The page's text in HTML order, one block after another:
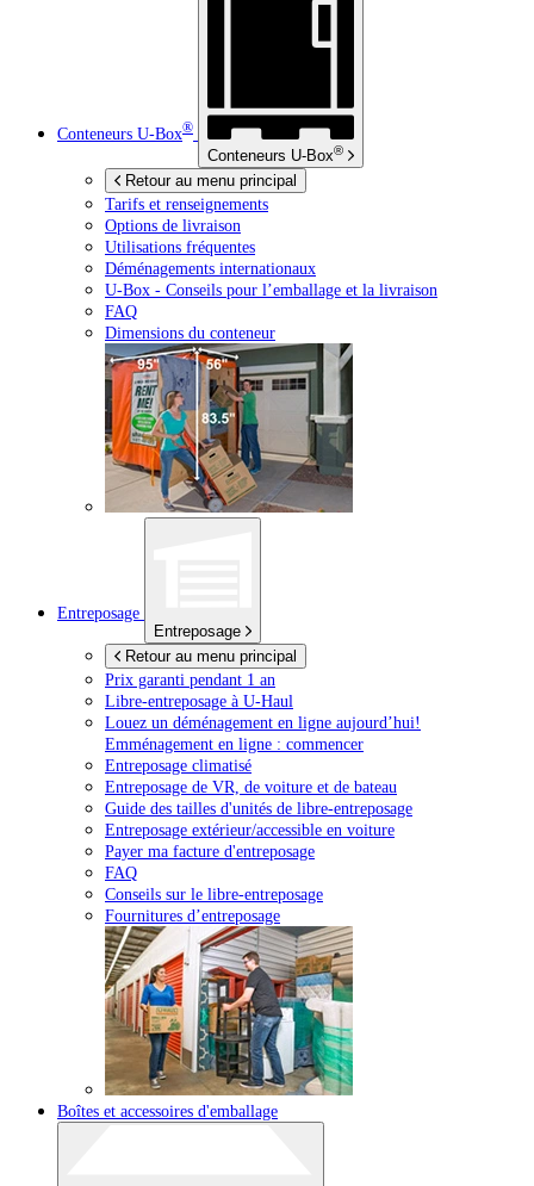
Conteneurs U-Box®
Conteneurs U-Box®
Retour au menu principal
Tarifs et renseignements
Options de livraison
Utilisations fréquentes
Déménagements internationaux
U-Box - Conseils pour l’emballage et la livraison
FAQ
Dimensions du conteneur
Entreposage
Entreposage
Retour au menu principal
Prix garanti pendant 1 an
Libre-entreposage à U-Haul
Louez un déménagement en ligne aujourd’hui!
Emménagement en ligne : commencer
Entreposage climatisé
Entreposage de VR, de voiture et de bateau
Guide des tailles d'unités de libre-entreposage
Entreposage extérieur/accessible en voiture
Payer ma facture d'entreposage
FAQ
Conseils sur le libre-entreposage
Fournitures d’entreposage
Boîtes et accessoires d'emballage